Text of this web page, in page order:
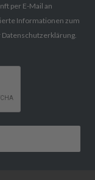
per E-Mail an
Informationen zum